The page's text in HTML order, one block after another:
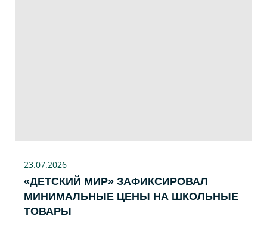
23.07.2026
«ДЕТСКИЙ МИР» ЗАФИКСИРОВАЛ
МИНИМАЛЬНЫЕ ЦЕНЫ НА ШКОЛЬНЫЕ
ТОВАРЫ